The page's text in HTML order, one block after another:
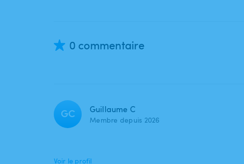
0 commentaire
GC Guillaume C
Membre depuis 2026
Voir le profil